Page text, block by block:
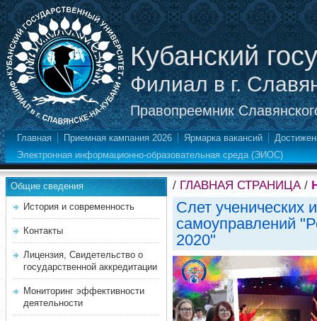
Кубанский
Филиал в г.
Правопреемник
Главная Приемная кампания 2026 Ярмарка вакансий
Электронная информационно-образовательная среда (ЭИОС)
Общие сведения
История и современность
Контакты
Лицензия, Свидетельство о
государственной аккредитации
Мониторинг эффективности
деятельности
/ ГЛАВНАЯ СТРАНИЦА/
Слет ученических
самоуправлений
2020"